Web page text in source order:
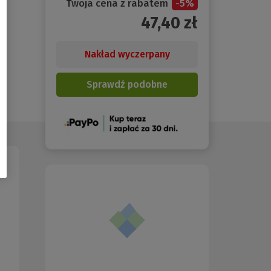
Twoja cena z rabatem -5%
47,40 zł
Nakład wyczerpany
Sprawdź podobne
(Nowe